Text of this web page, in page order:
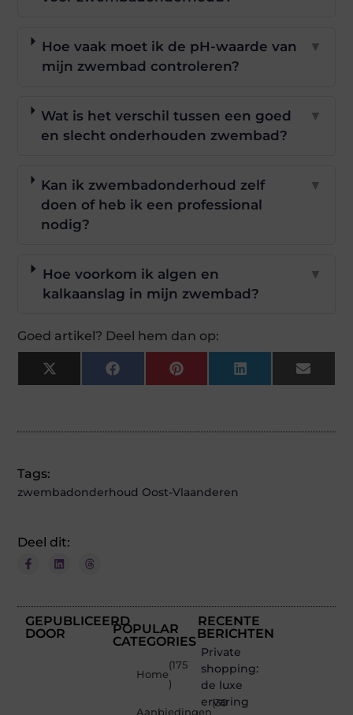
Hoe vaak moet ik de pH-waarde van
mijn zwembad controleren?
▼
Wat is het verschil tussen een goed
en slecht onderhouden zwembad?
▼
Kan ik zwembadonderhoud zelf
doen of heb ik een professional
nodig?
▼
Hoe voorkom ik algen en
kalkaanslag in mijn zwembad?
▼
Goed artikel? Deel hem dan op:
X
(Twitter)
FacebookPinterestLinkedInEmail
Tags:
zwembadonderhoud Oost-Vlaanderen
Deel dit:
GEPUBLICEERD
DOOR
POPULAR
CATEGORIES
Home
(175
)
Aanbiedingen
(30
RECENTE
BERICHTEN
Private
shopping:
de luxe
ervaring